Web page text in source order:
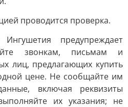
проводится проверка.
предупреждает
звонкам, письмам и
лиц, предлагающих купить
цене. Не сообщайте им
включая реквизиты
их указания; не